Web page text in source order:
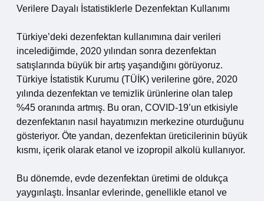
Verilere Dayalı İstatistiklerle Dezenfektan Kullanımı
Türkiye’deki dezenfektan kullanımına dair verileri
incelediğimde, 2020 yılından sonra dezenfektan
satışlarında büyük bir artış yaşandığını görüyoruz.
Türkiye İstatistik Kurumu (TÜİK) verilerine göre, 2020
yılında dezenfektan ve temizlik ürünlerine olan talep
%45 oranında artmış. Bu oran, COVID-19’un etkisiyle
dezenfektanın nasıl hayatımızın merkezine oturduğunu
gösteriyor. Öte yandan, dezenfektan üreticilerinin büyük
kısmı, içerik olarak etanol ve izopropil alkolü kullanıyor.
Bu dönemde, evde dezenfektan üretimi de oldukça
yaygınlaştı. İnsanlar evlerinde, genellikle etanol ve